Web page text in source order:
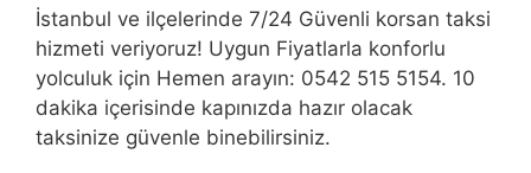
İstanbul ve ilçelerinde 7/24 Güvenli korsan taksi
hizmeti veriyoruz! Uygun Fiyatlarla konforlu
yolculuk için Hemen arayın: 0542 515 5154. 10
dakika içerisinde kapınızda hazır olacak
taksinize güvenle binebilirsiniz.